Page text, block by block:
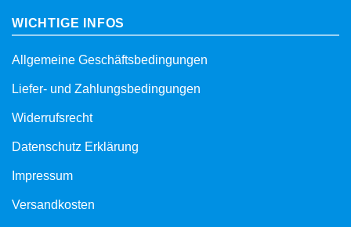
WICHTIGE INFOS
Allgemeine Geschäftsbedingungen
Liefer- und Zahlungsbedingungen
Widerrufsrecht
Datenschutz Erklärung
Impressum
Versandkosten